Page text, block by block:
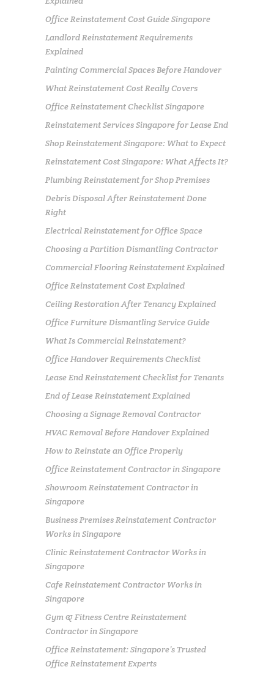
Office Reinstatement Cost Guide Singapore
Landlord Reinstatement Requirements
Explained
Painting Commercial Spaces Before Handover
What Reinstatement Cost Really Covers
Office Reinstatement Checklist Singapore
Reinstatement Services Singapore for Lease End
Shop Reinstatement Singapore: What to Expect
Reinstatement Cost Singapore: What Affects It?
Plumbing Reinstatement for Shop Premises
Debris Disposal After Reinstatement Done
Right
Electrical Reinstatement for Office Space
Choosing a Partition Dismantling Contractor
Commercial Flooring Reinstatement Explained
Office Reinstatement Cost Explained
Ceiling Restoration After Tenancy Explained
Office Furniture Dismantling Service Guide
What Is Commercial Reinstatement?
Office Handover Requirements Checklist
Lease End Reinstatement Checklist for Tenants
End of Lease Reinstatement Explained
Choosing a Signage Removal Contractor
HVAC Removal Before Handover Explained
How to Reinstate an Office Properly
Office Reinstatement Contractor in Singapore
Showroom Reinstatement Contractor in
Singapore
Business Premises Reinstatement Contractor
Works in Singapore
Clinic Reinstatement Contractor Works in
Singapore
Cafe Reinstatement Contractor Works in
Singapore
Gym & Fitness Centre Reinstatement
Contractor in Singapore
Office Reinstatement: Singapore’s Trusted
Office Reinstatement Experts